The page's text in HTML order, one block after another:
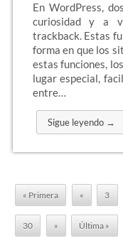
En WordPress,
curiosidad y a
trackback. Estas
forma en que los
estas funciones,
lugar especial,
entre…
Sigue leyendo →
« Primera « 3
30 » Última »